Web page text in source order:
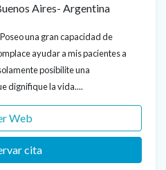
Aires- Argentina
una gran capacidad de
ayudar a mis pacientes a
posibilite una
dignifique la vida....
Web
cita